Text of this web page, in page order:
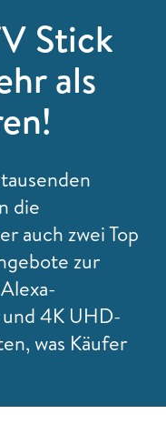
Stick
als
die
auch zwei Top
zur
4K UHD-
was Käufer